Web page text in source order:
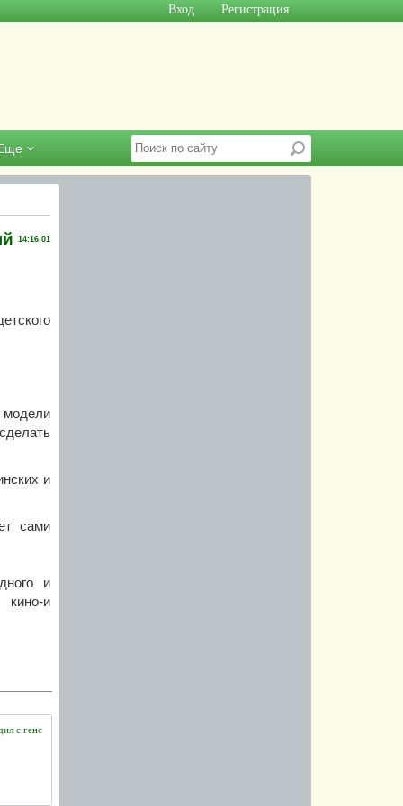
Регистрация
Вход
14:16:01
модели
и
сами
и
кино-и